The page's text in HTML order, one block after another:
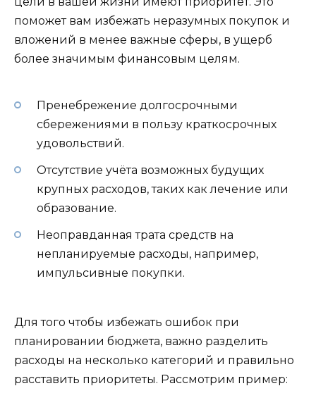
поможет вам избежать неразумных покупок и
вложений в менее важные сферы, в ущерб
более значимым финансовым целям.
Пренебрежение долгосрочными
сбережениями в пользу краткосрочных
удовольствий.
Отсутствие учёта возможных будущих
крупных расходов, таких как лечение или
образование.
Неоправданная трата средств на
непланируемые расходы, например,
импульсивные покупки.
Для того чтобы избежать ошибок при
планировании бюджета, важно разделить
расходы на несколько категорий и правильно
расставить приоритеты. Рассмотрим пример: